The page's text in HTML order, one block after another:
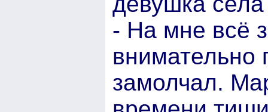
- На мне всё
внимательно
замолчал.